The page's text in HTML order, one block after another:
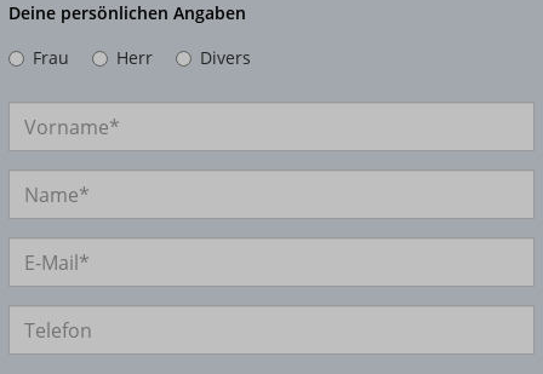
Deine persönlichen Angaben
Frau
Herr Divers